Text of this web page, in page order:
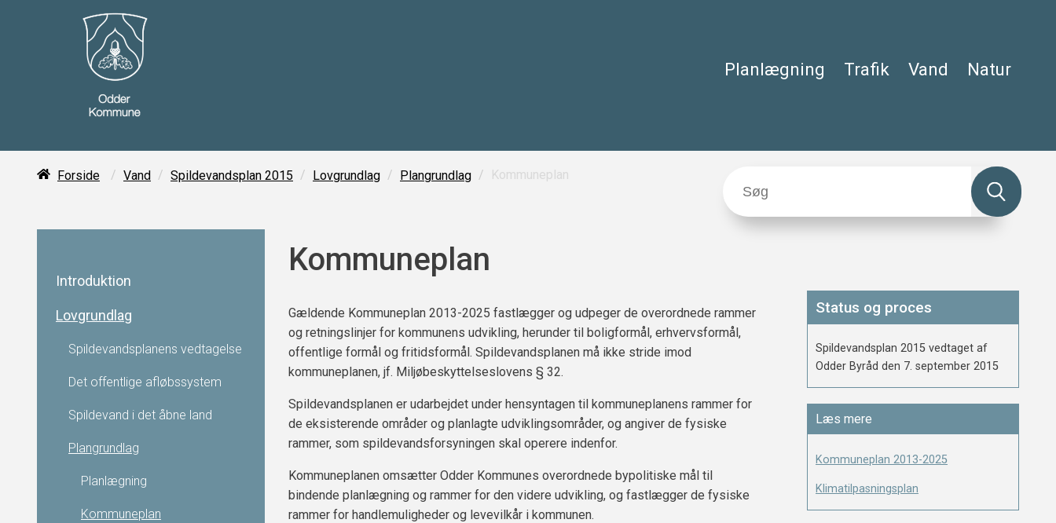
Planlægning Trafik Vand Natur
Forside / Vand / Spildevandsplan 2015 / Lovgrundlag / Plangrundlag / Kommuneplan
Introduktion
Lovgrundlag
Spildevandsplanens vedtagelse
Det offentlige afløbssystem
Spildevand i det åbne land
Plangrundlag
Planlægning
Kommuneplan
Kommuneplan
Gældende Kommuneplan 2013-2025 fastlægger og udpeger de overordnede rammer
og retningslinjer for kommunens udvikling, herunder til boligformål, erhvervsformål,
offentlige formål og fritidsformål. Spildevandsplanen må ikke stride imod
kommuneplanen, jf. Miljøbeskyttelseslovens § 32.
Spildevandsplanen er udarbejdet under hensyntagen til kommuneplanens rammer for
de eksisterende områder og planlagte udviklingsområder, og angiver de fysiske
rammer, som spildevandsforsyningen skal operere indenfor.
Kommuneplanen omsætter Odder Kommunes overordnede bypolitiske mål til
bindende planlægning og rammer for den videre udvikling, og fastlægger de fysiske
rammer for handlemuligheder og levevilkår i kommunen.
Status og proces
Spildevandsplan 2015 vedtaget af
Odder Byråd den 7. september 2015
Læs mere
Kommuneplan 2013-2025
Klimatilpasningsplan